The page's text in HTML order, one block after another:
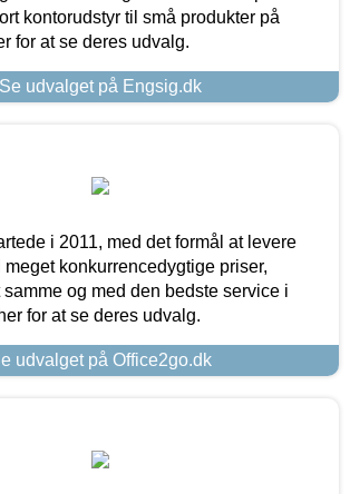
kontorudstyr til små produkter på
for at se deres udvalg.
Se udvalget på Engsig.dk
i 2011, med det formål at levere
konkurrencedygtige priser,
samme og med den bedste service i
for at se deres udvalg.
udvalget på Office2go.dk